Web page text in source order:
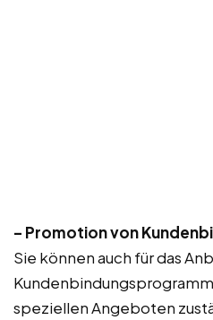
– Promotion von
Sie können auch für das
speziellen Angeboten